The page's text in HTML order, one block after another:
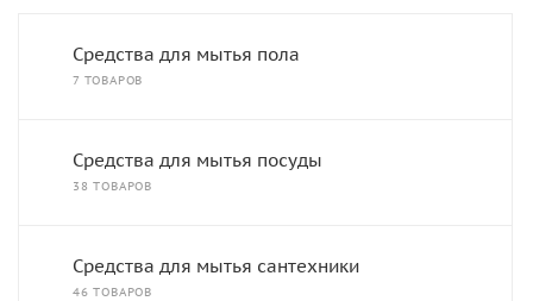
Средства для мытья пола
7 ТОВАРОВ
Средства для мытья посуды
38 ТОВАРОВ
Средства для мытья сантехники
46 ТОВАРОВ